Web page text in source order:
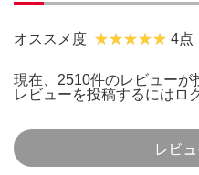
オススメ度 4点
現在、2510件のレビューが
レビューを投稿するには ロ
レビ